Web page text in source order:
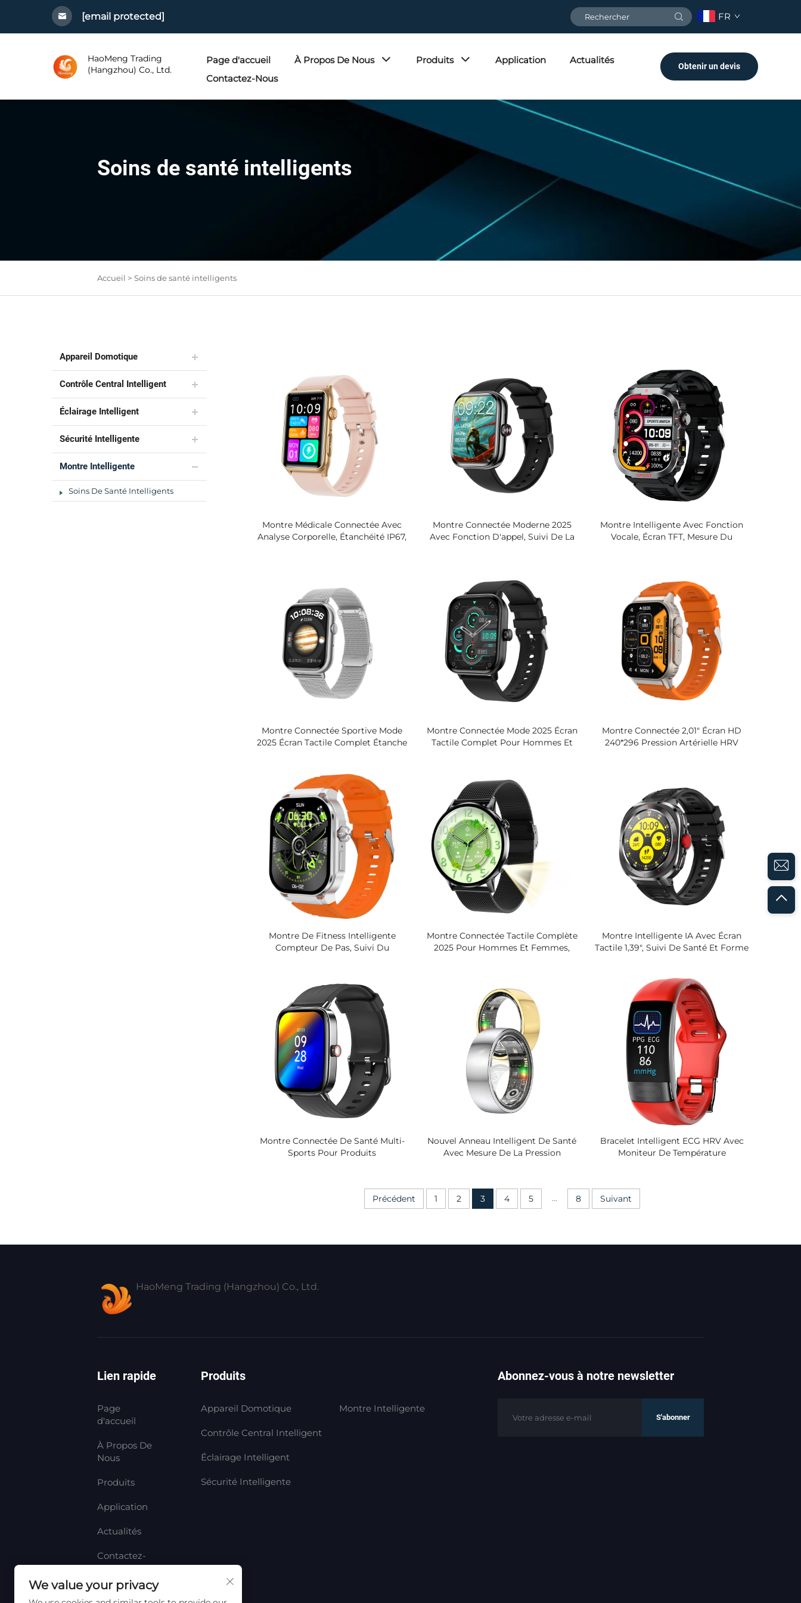
[email protected] FR
HaoMeng Trading
(Hangzhou) Co., Ltd.
Page d'accueil À Propos De Nous Produits Application
Actualités
Contactez-Nous
Obtenir un devis
Soins de santé intelligents
Accueil > Soins de santé intelligents
Appareil Domotique
Contrôle Central Intelligent
Éclairage Intelligent
Sécurité Intelligente
Montre Intelligente
Soins De Santé Intelligents
Montre Médicale Connectée Avec
Analyse Corporelle, Étanchéité IP67,
Montre Connectée Moderne 2025
Avec Fonction D'appel, Suivi De La
Montre Intelligente Avec Fonction
Vocale, Écran TFT, Mesure Du
Torche Pour Android
Montre Connectée Sportive Mode
2025 Écran Tactile Complet Étanche
Montre Connectée Mode 2025 Écran
Tactile Complet Pour Hommes Et
Montre Connectée 2,01" Écran HD
240*296 Pression Artérielle HRV
Montre De Fitness Intelligente
Compteur De Pas, Suivi Du
Sportive Avec Téléchargement Des
Données Vers Application, Suivi De
Santé
Montre Connectée Tactile Complète
2025 Pour Hommes Et Femmes,
Montre Intelligente IA Avec Écran
Tactile 1,39", Suivi De Santé Et Forme
Montre Connectée De Santé Multi-
Sports Pour Produits
Nouvel Anneau Intelligent De Santé
Avec Mesure De La Pression
Étanche IP68, Batterie 7 Jours Pour
Le Sport
Bracelet Intelligent ECG HRV Avec
Moniteur De Température
Sanguin Et De Pression Artérielle
Précédent
1 2 3 4 5 ... 8 Suivant
HaoMeng Trading (Hangzhou) Co., Ltd.
Lien rapide
Page
d'accueil
À Propos De
Nous
Produits
Application
Actualités
Contactez-
Nous
Produits
Appareil Domotique
Contrôle Central Intelligent
Éclairage Intelligent
Sécurité Intelligente
Montre Intelligente
Abonnez-vous à notre newsletter
S'abonner
We value your privacy